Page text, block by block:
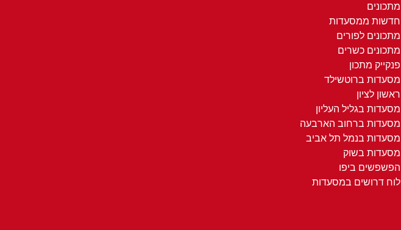
מתכונים
חדשות ממסעדות
מתכונים לפורים
מתכונים כשרים
פנקייק מתכון
מסעדות ברוטשילד
ראשון לציון
מסעדות בגליל העליון
מסעדות ברחוב הארבעה
מסעדות בנמל תל אביב
מסעדות בשוק
הפשפשים ביפו
לוח דרושים במסעדות